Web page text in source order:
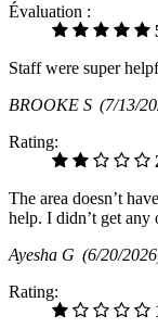
Évaluation :
Staff were super
BROOKE S (7/13/
Rating:
The area doesn’t
help. I didn’t get any
Ayesha G (6/20/
Rating: